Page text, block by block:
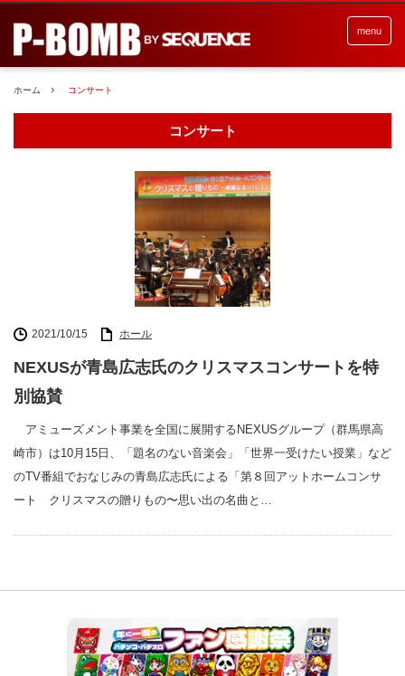
menu
ホーム コンサート
コンサート
2021/10/15 ホール
NEXUSが青島広志氏のクリスマスコンサートを特
別協賛
アミューズメント事業を全国に展開するNEXUSグループ（群馬県高
崎市）は10月15日、「題名のない音楽会」「世界一受けたい授業」など
のTV番組でおなじみの青島広志氏による「第８回アットホームコンサ
ート クリスマスの贈りもの〜思い出の名曲と…